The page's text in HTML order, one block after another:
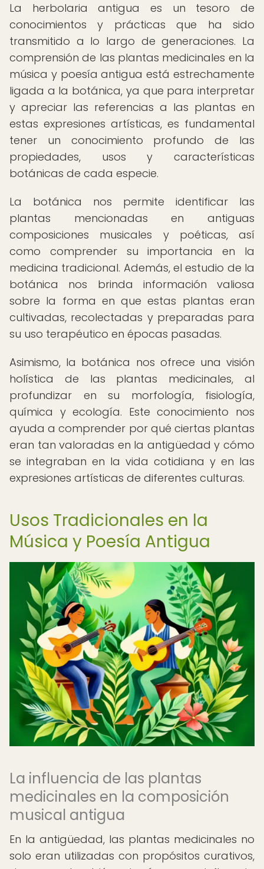
La herbolaria antigua es un tesoro de
conocimientos y prácticas que ha sido
transmitido a lo largo de generaciones. La
comprensión de las plantas medicinales en la
música y poesía antigua está estrechamente
ligada a la botánica, ya que para interpretar
y apreciar las referencias a las plantas en
estas expresiones artísticas, es fundamental
tener un conocimiento profundo de las
propiedades, usos y características
botánicas de cada especie.
La botánica nos permite identificar las
plantas mencionadas en antiguas
composiciones musicales y poéticas, así
como comprender su importancia en la
medicina tradicional. Además, el estudio de la
botánica nos brinda información valiosa
sobre la forma en que estas plantas eran
cultivadas, recolectadas y preparadas para
su uso terapéutico en épocas pasadas.
Asimismo, la botánica nos ofrece una visión
holística de las plantas medicinales, al
profundizar en su morfología, fisiología,
química y ecología. Este conocimiento nos
ayuda a comprender por qué ciertas plantas
eran tan valoradas en la antigüedad y cómo
se integraban en la vida cotidiana y en las
expresiones artísticas de diferentes culturas.
Usos Tradicionales en la
Música y Poesía Antigua
La influencia de las plantas
medicinales en la composición
musical antigua
En la antigüedad, las plantas medicinales no
solo eran utilizadas con propósitos curativos,